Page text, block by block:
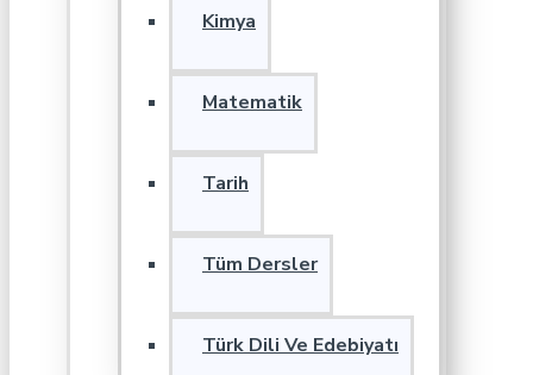
Kimya
Matematik
Tarih
Tüm Dersler
Türk Dili Ve Edebiyatı